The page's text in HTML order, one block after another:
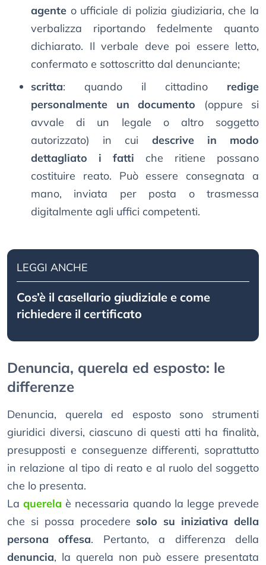
agente o ufficiale di polizia giudiziaria, che la
verbalizza riportando fedelmente quanto
dichiarato. Il verbale deve poi essere letto,
confermato e sottoscritto dal denunciante;
scritta: quando il cittadino redige
personalmente un documento (oppure si
avvale di un legale o altro soggetto
autorizzato) in cui descrive in modo
dettagliato i fatti che ritiene possano
costituire reato. Può essere consegnata a
mano, inviata per posta o trasmessa
digitalmente agli uffici competenti.
LEGGI ANCHE
Cos’è il casellario giudiziale e come
richiedere il certificato
Denuncia, querela ed esposto: le
differenze
Denuncia, querela ed esposto sono strumenti
giuridici diversi, ciascuno di questi atti ha finalità,
presupposti e conseguenze differenti, soprattutto
in relazione al tipo di reato e al ruolo del soggetto
che lo presenta.
Laquerela è necessaria quando la legge prevede
che si possa procedere solo su iniziativa della
persona offesa. Pertanto, a differenza della
denuncia, la querela non può essere presentata